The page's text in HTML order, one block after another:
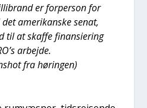
er for­per­son for
ame­ri­kan­ske senat,
til at skaf­fe finan­si­e­ring
arbej­de.
fra hørin­gen)